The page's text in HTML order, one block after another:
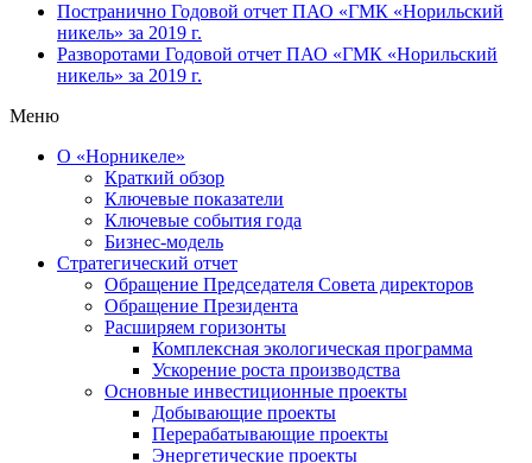
Постранично Годовой отчет ПАО «ГМК «Норильский
никель» за 2019 г.
Разворотами Годовой отчет ПАО «ГМК «Норильский
никель» за 2019 г.
Меню
О «Норникеле»
Краткий обзор
Ключевые показатели
Ключевые события года
Бизнес-модель
Стратегический отчет
Обращение Председателя Совета директоров
Обращение Президента
Расширяем горизонты
Комплексная экологическая программа
Ускорение роста производства
Основные инвестиционные проекты
Добывающие проекты
Перерабатывающие проекты
Энергетические проекты